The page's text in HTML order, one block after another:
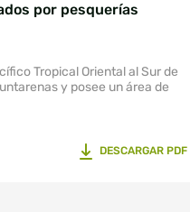
por pesquerías
Tropical Oriental al Sur de
y posee un área de
DESCARGAR PDF